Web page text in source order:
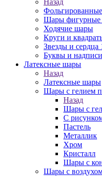
Назад
Шары фигурные
Ходячие шары
Круги и
Звезды и сердца
Буквы и надписи
Латексные шары
Назад
Латексные шары
Шары с гелием
Назад
Шары с
С
Пастель
Металлик
Хром
Кристалл
Шары с
Шары с